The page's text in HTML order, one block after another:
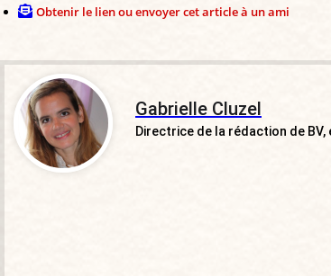
Obtenir le lien ou envoyer cet article à un ami
Gabrielle Cluzel
Directrice de la rédaction de